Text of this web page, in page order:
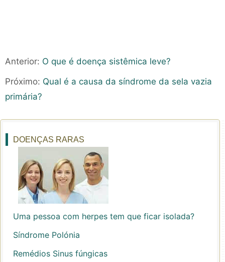
Anterior: O que é doença sistêmica leve?
Próximo: Qual é a causa da síndrome da sela vazia
primária?
DOENÇAS RARAS
Uma pessoa com herpes tem que ficar isolada?
Síndrome Polónia
Remédios Sinus fúngicas